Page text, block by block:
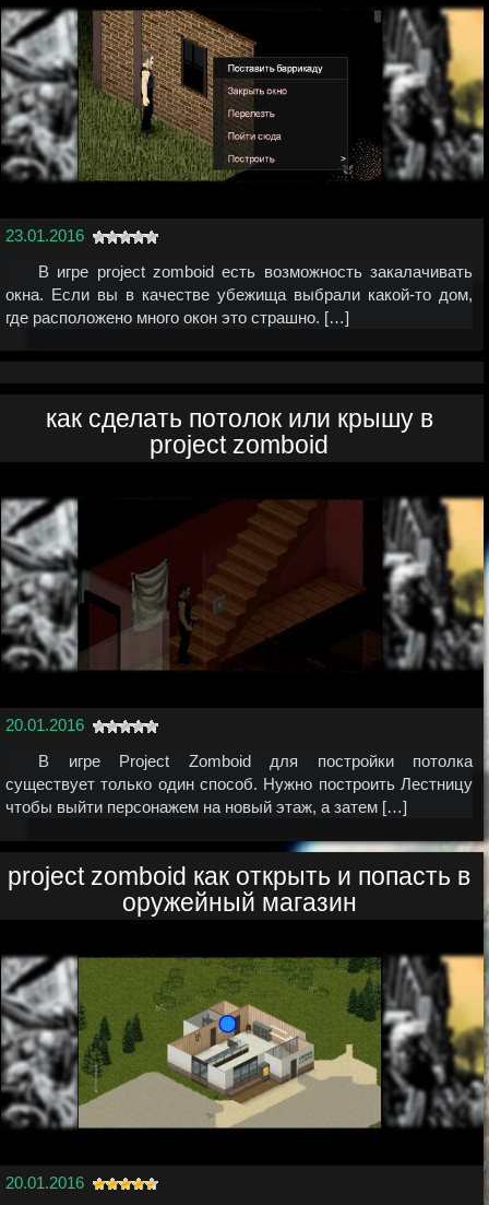
23.01.2016
В игре project zomboid есть возможность закалачивать
окна. Если вы в качестве убежища выбрали какой-то дом,
где расположено много окон это страшно. […]
как сделать потолок или крышу в
project zomboid
20.01.2016
В игре Project Zomboid для постройки потолка
существует только один способ. Нужно построить Лестницу
чтобы выйти персонажем на новый этаж, а затем […]
project zomboid как открыть и попасть в
оружейный магазин
20.01.2016